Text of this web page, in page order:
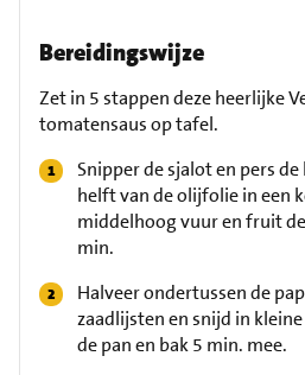
Bereidingswijze
Zet in 5 stappen deze heerlijke
tomatensaus op tafel.
Snipper de sjalot en pers
helft van de olijfolie in een
middelhoog vuur en fruit
min.
Halveer ondertussen de
zaadlijsten en snijd in
de pan en bak 5 min. mee.